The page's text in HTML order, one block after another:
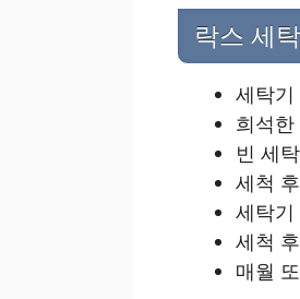
락스 세
세탁기
희석
빈 세
세척
세탁기
세척
매월